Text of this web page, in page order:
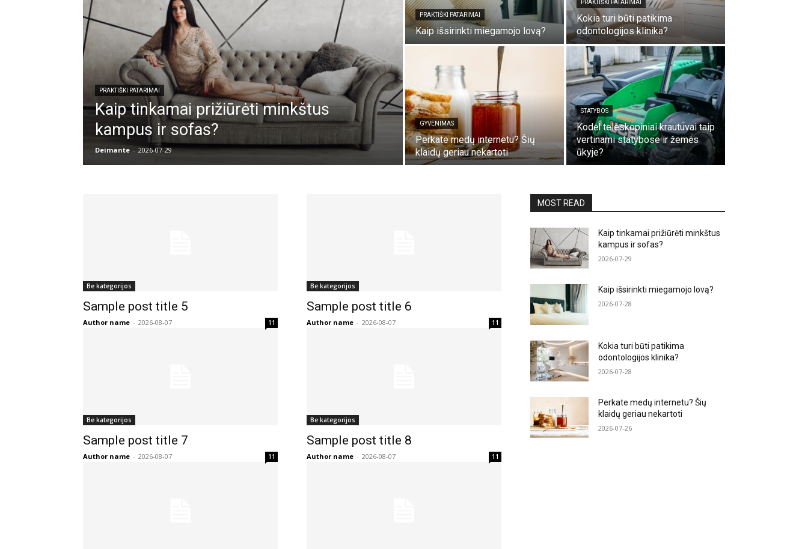
PRAKTIŠKI PATARIMAI
Kaip tinkamai prižiūrėti minkštus
kampus ir sofas?
Deimante - 2026-07-29
PRAKTIŠKI PATARIMAI
Kaip išsirinkti miegamojo lovą?
PRAKTIŠKI PATARIMAI
Kokia turi būti patikima
odontologijos klinika?
GYVENIMAS
Perkate medų internetu? Šių
klaidų geriau nekartoti
STATYBOS
Kodėl teleskopiniai krautuvai taip
vertinami statybose ir žemės
ūkyje?
Be kategorijos
Sample post title 5
Author name - 2026-08-07 11
Be kategorijos
Sample post title 6
Author name - 2026-08-07 11
Be kategorijos
Sample post title 7
Author name - 2026-08-07 11
Be kategorijos
Sample post title 8
Author name - 2026-08-07 11
MOST READ
Kaip tinkamai prižiūrėti minkštus
kampus ir sofas?
2026-07-29
Kaip išsirinkti miegamojo lovą?
2026-07-28
Kokia turi būti patikima
odontologijos klinika?
2026-07-28
Perkate medų internetu? Šių
klaidų geriau nekartoti
2026-07-26